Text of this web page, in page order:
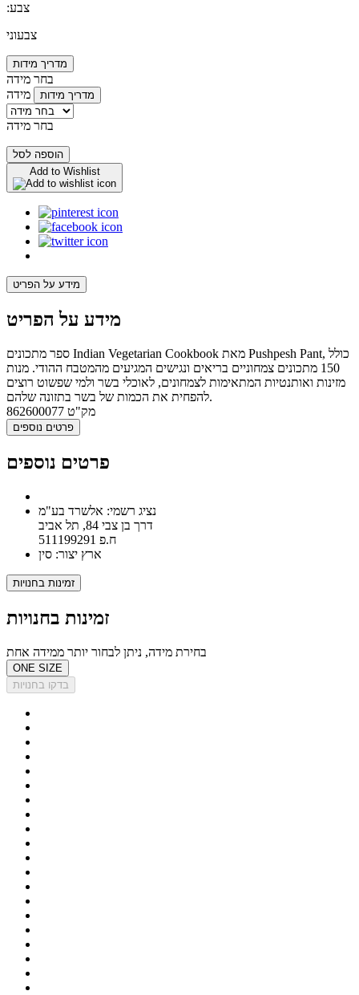
:צבע
צבעוני
מדריך מידות
בחר מידה
מידה
מדריך מידות
בחר מידה
הוספה לסל
Add to Wishlist
מידע על הפריט
מידע על הפריט
ספר מתכונים Indian Vegetarian Cookbook מאת Pushpesh Pant, כולל
150 מתכונים צמחוניים בריאים ונגישים המגיעים מהמטבח ההודי. מנות
מזינות ואותנטיות המתאימות לצמחונים, לאוכלי בשר ולמי שפשוט רוצים
להפחית את הכמות של בשר בתזונה שלהם.
מק"ט 862600077
פרטים נוספים
פרטים נוספים
נציג רשמי: אלשרד בע"מ
דרך בן צבי 84, תל אביב
ח.פ 511199291
ארץ יצור: סין
זמינות בחנויות
זמינות בחנויות
בחירת מידה, ניתן לבחור יותר ממידה אחת
ONE SIZE
בדקו בחנויות